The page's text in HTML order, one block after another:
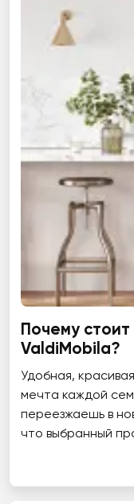
Почему
ValdiMobila?
Удобная,
мечта каждой
переезжаешь в
что выбранный